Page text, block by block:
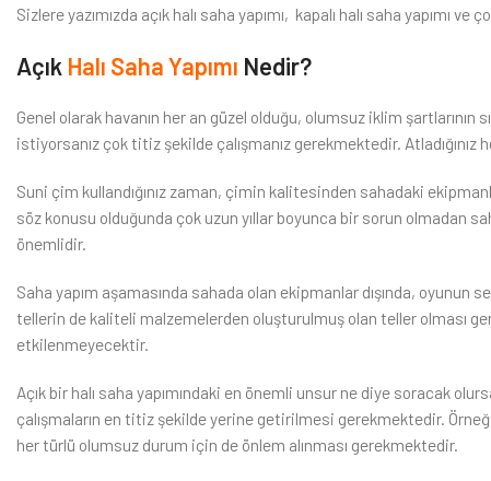
Sizlere yazımızda açık halı saha yapımı, kapalı halı saha yapımı
Açık Halı Saha Yapımı Nedir?
Genel olarak havanın her an güzel olduğu, olumsuz iklim şartlarının
istiyorsanız çok titiz şekilde çalışmanız gerekmektedir.
Suni çim kullandığınız zaman, çimin kalitesinden sahadaki
söz konusu olduğunda çok uzun yıllar boyunca bir sorun olmadan
önemlidir.
Saha yapım aşamasında sahada olan ekipmanlar dışında,
tellerin de kaliteli malzemelerden oluşturulmuş olan teller olması
etkilenmeyecektir.
Açık bir halı saha yapımındaki en önemli unsur ne diye soracak
çalışmaların en titiz şekilde yerine getirilmesi gerekmektedir.
her türlü olumsuz durum için de önlem alınması gerekmektedir.